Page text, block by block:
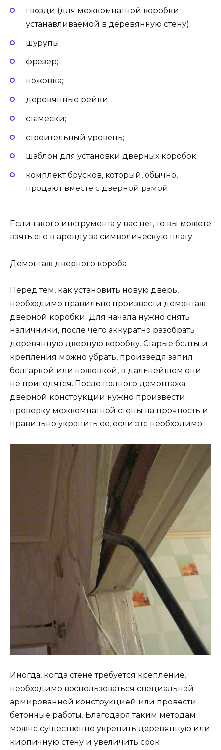
гвозди (для межкомнатной коробки
устанавливаемой в деревянную стену);
шурупы;
фрезер;
ножовка;
деревянные рейки;
стамески;
строительный уровень;
шаблон для установки дверных коробок;
комплект брусков, который, обычно,
продают вместе с дверной рамой.
Если такого инструмента у вас нет, то вы можете
взять его в аренду за символическую плату.
Демонтаж дверного короба
Перед тем, как установить новую дверь,
необходимо правильно произвести демонтаж
дверной коробки. Для начала нужно снять
наличники, после чего аккуратно разобрать
деревянную дверную коробку. Старые болты и
крепления можно убрать, произведя запил
болгаркой или ножовкой, в дальнейшем они
не пригодятся. После полного демонтажа
дверной конструкции нужно произвести
проверку межкомнатной стены на прочность и
правильно укрепить ее, если это необходимо.
Иногда, когда стене требуется крепление,
необходимо воспользоваться специальной
армированной конструкцией или провести
бетонные работы. Благодаря таким методам
можно существенно укрепить деревянную или
кирпичную стену и увеличить срок